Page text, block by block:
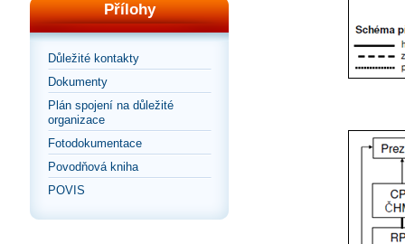
Přílohy
Důležité kontakty
Dokumenty
Plán spojení na důležité
organizace
Fotodokumentace
Povodňová kniha
POVIS